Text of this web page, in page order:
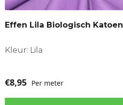
Effen Lila Biologisch Katoen
Kleur: Lila
€8,95 Per meter